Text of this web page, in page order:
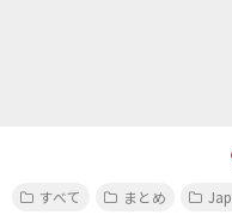
すべて
まとめ